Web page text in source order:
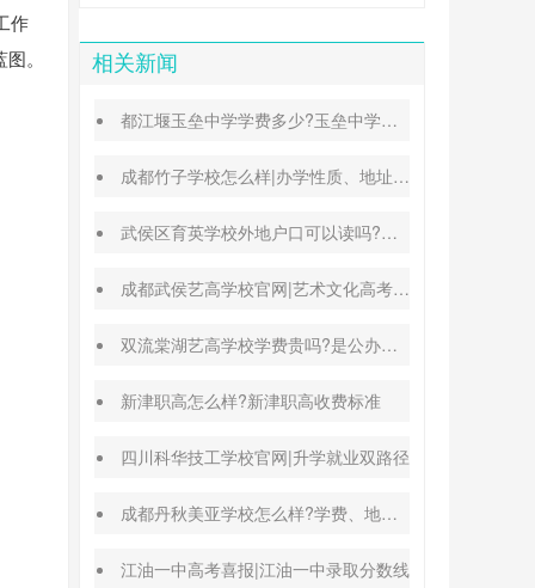
作
。
相关新闻
都江堰玉垒中学学费多少?玉垒中学录取分数线
成都竹子学校怎么样|办学性质、地址、学费汇总
武侯区育英学校外地户口可以读吗?转学插班条件
成都武侯艺高学校官网|艺术文化高考班能高考吗
双流棠湖艺高学校学费贵吗?是公办还是民办
新津职高怎么样?新津职高收费标准
四川科华技工学校官网|升学就业双路径
成都丹秋美亚学校怎么样?学费、地址、办学特色汇总
江油一中高考喜报|江油一中录取分数线